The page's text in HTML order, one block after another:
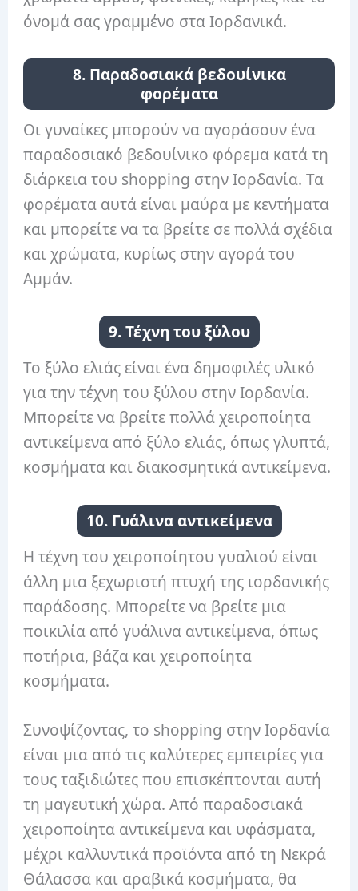
όνομά σας γραμμένο στα Ιορδανικά.
8. Παραδοσιακά βεδουίνικα
φορέματα
Οι γυναίκες μπορούν να αγοράσουν ένα
παραδοσιακό βεδουίνικο φόρεμα κατά τη
διάρκεια του shopping στην Ιορδανία. Τα
φορέματα αυτά είναι μαύρα με κεντήματα
και μπορείτε να τα βρείτε σε πολλά σχέδια
και χρώματα, κυρίως στην αγορά του
Αμμάν.
9. Τέχνη του ξύλου
Το ξύλο ελιάς είναι ένα δημοφιλές υλικό
για την τέχνη του ξύλου στην Ιορδανία.
Μπορείτε να βρείτε πολλά χειροποίητα
αντικείμενα από ξύλο ελιάς, όπως γλυπτά,
κοσμήματα και διακοσμητικά αντικείμενα.
10. Γυάλινα αντικείμενα
Η τέχνη του χειροποίητου γυαλιού είναι
άλλη μια ξεχωριστή πτυχή της ιορδανικής
παράδοσης. Μπορείτε να βρείτε μια
ποικιλία από γυάλινα αντικείμενα, όπως
ποτήρια, βάζα και χειροποίητα
κοσμήματα.
Συνοψίζοντας, το shopping στην Ιορδανία
είναι μια από τις καλύτερες εμπειρίες για
τους ταξιδιώτες που επισκέπτονται αυτή
τη μαγευτική χώρα. Από παραδοσιακά
χειροποίητα αντικείμενα και υφάσματα,
μέχρι καλλυντικά προϊόντα από τη Νεκρά
Θάλασσα και αραβικά κοσμήματα, θα